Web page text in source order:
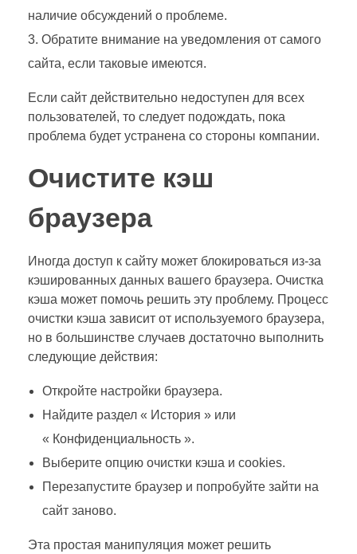
наличие обсуждений о проблеме.
Обратите внимание на уведомления от самого
сайта, если таковые имеются.
Если сайт действительно недоступен для всех
пользователей, то следует подождать, пока
проблема будет устранена со стороны компании.
Очистите кэш
браузера
Иногда доступ к сайту может блокироваться из-за
кэшированных данных вашего браузера. Очистка
кэша может помочь решить эту проблему. Процесс
очистки кэша зависит от используемого браузера,
но в большинстве случаев достаточно выполнить
следующие действия:
Откройте настройки браузера.
Найдите раздел « История » или
« Конфиденциальность ».
Выберите опцию очистки кэша и cookies.
Перезапустите браузер и попробуйте зайти на
сайт заново.
Эта простая манипуляция может решить